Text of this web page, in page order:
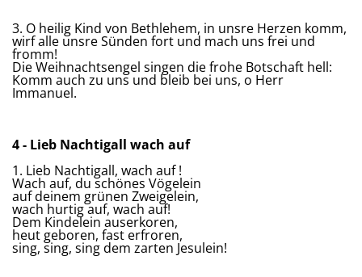
3. O heilig Kind von Bethlehem, in unsre Herzen komm,
wirf alle unsre Sünden fort und mach uns frei und
fromm!
Die Weihnachtsengel singen die frohe Botschaft hell:
Komm auch zu uns und bleib bei uns, o Herr
Immanuel.
4 - Lieb Nachtigall wach auf
1. Lieb Nachtigall, wach auf !
Wach auf, du schönes Vögelein
auf deinem grünen Zweigelein,
wach hurtig auf, wach auf!
Dem Kindelein auserkoren,
heut geboren, fast erfroren,
sing, sing, sing dem zarten Jesulein!